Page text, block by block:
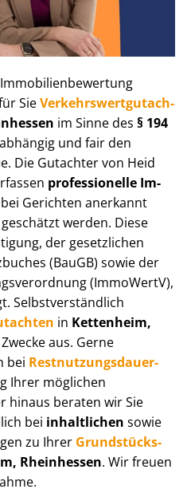
SieVer­kehrs­wert­gut­ach­
im Sinne des § 194
und fair den
Die Gutachter von Heid
professionelle Im­
Gerichten anerkannt
werden. Diese
der gesetzlichen
(BauGB) sowie der
(ImmoWertV),
Selbst­ver­ständ­lich
in Kettenheim,
aus. Gerne
bei Rest­nut­zungs­dau­er-
Ihrer möglichen
hinaus beraten wir Sie
bei inhaltlichen sowie
zu Ihrer Grund­stücks­
Rheinhessen. Wir freuen